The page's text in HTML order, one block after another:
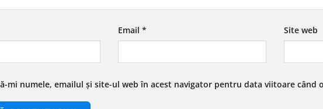
Email* Site web
mi numele, emailul și site-ul web în acest navigator pentru data viitoare când